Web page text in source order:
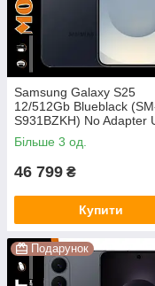
Samsung Galaxy S25
12/512Gb Blueblack
S931BZKH) No Adapter
UCRF
Більше 3 од.
46 799 ₴
Купити
Подарунок